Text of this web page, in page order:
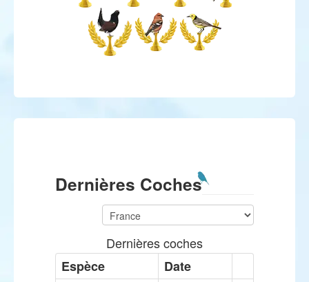
Dernières Coches
Dernières coches
Espèce
Date